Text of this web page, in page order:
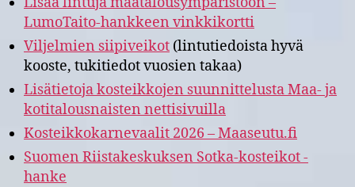
LumoTaito-hankkeen vinkkikortti
Viljelmien siipiveikot (lintutiedoista hyvä
kooste, tukitiedot vuosien takaa)
Lisätietoja kosteikkojen suunnittelusta Maa- ja
kotitalousnaisten nettisivuilla
Kosteikkokarnevaalit 2026 – Maaseutu.fi
Suomen Riistakeskuksen Sotka-kosteikot -
hanke